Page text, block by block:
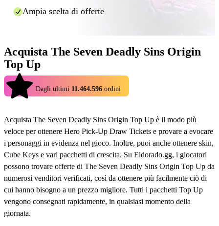
E questo è tutto! Utilizzando Eldorado.gg potrete usufruire di
Ampia scelta di offerte
Acquista The Seven Deadly Sins Origin
Top Up
Dagli ultimi 11.464.596 ordini
Acquista The Seven Deadly Sins Origin Top Up è il modo più
veloce per ottenere Hero Pick-Up Draw Tickets e provare a evocare
i personaggi in evidenza nel gioco. Inoltre, puoi anche ottenere skin,
Cube Keys e vari pacchetti di crescita. Su Eldorado.gg, i giocatori
possono trovare offerte di The Seven Deadly Sins Origin Top Up da
numerosi venditori verificati, così da ottenere più facilmente ciò di
cui hanno bisogno a un prezzo migliore. Tutti i pacchetti Top Up
vengono consegnati rapidamente, in qualsiasi momento della
giornata.